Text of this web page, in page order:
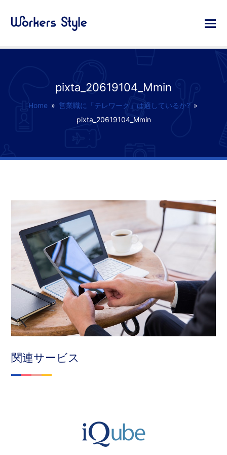
pixta_20619104_Mmin
Home » 営業職に「テレワーク」は適しているか? »
pixta_20619104_Mmin
関連サービス